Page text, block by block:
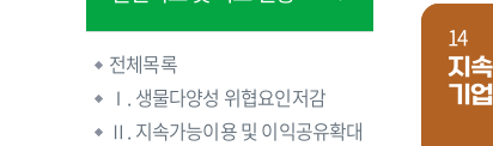
전체목록
Ⅰ. 생물다양성 위협요인저감
Ⅱ. 지속가능이용 및 이익공유확대
14
지
기